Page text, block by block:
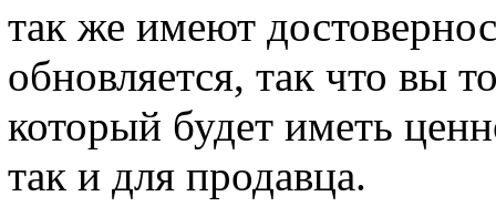
так же имеют
обновляется, так что вы
который будет иметь
так и для продавца.